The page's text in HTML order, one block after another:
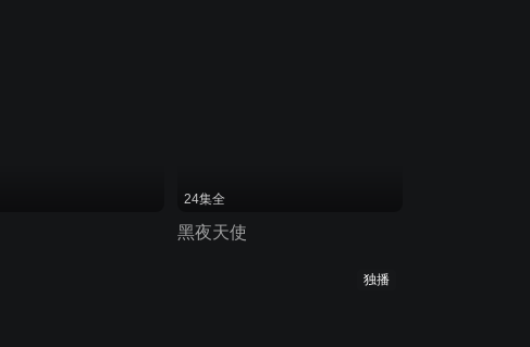
24集全
黑夜天使
独播